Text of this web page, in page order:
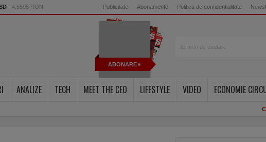
- 4.5595 RON Publicitate Abonamente Politica de confidentialitate
ABONARE
ANALIZE TECH MEET THE CEO LIFESTYLE VIDEO ECONOMIE